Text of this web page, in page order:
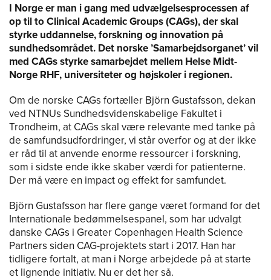
I Norge er man i gang med udvælgelsesprocessen af
op til to Clinical Academic Groups (CAGs), der skal
styrke uddannelse, forskning og innovation på
sundhedsområdet. Det norske ’Samarbejdsorganet’ vil
med CAGs styrke samarbejdet mellem Helse Midt-
Norge RHF, universiteter og højskoler i regionen.
Om de norske CAGs fortæller Björn Gustafsson, dekan
ved NTNUs Sundhedsvidenskabelige Fakultet i
Trondheim, at CAGs skal være relevante med tanke på
de samfundsudfordringer, vi står overfor og at der ikke
er råd til at anvende enorme ressourcer i forskning,
som i sidste ende ikke skaber værdi for patienterne.
Der må være en impact og effekt for samfundet.
Björn Gustafsson har flere gange været formand for det
Internationale bedømmelsespanel, som har udvalgt
danske CAGs i Greater Copenhagen Health Science
Partners siden CAG-projektets start i 2017. Han har
tidligere fortalt, at man i Norge arbejdede på at starte
et lignende initiativ. Nu er det her så.